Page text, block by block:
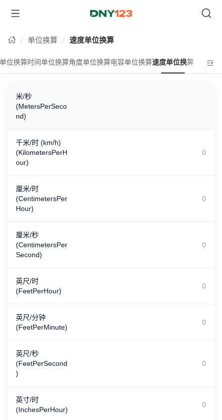
单位换算 速度单位换算
位换算时间单位换算角度单位换算电容单位换算速度单位换算
米/秒
(MetersPerSeco
nd)
千米/时 (km/h)
(KilometersPerH
our)
厘米/时
(CentimetersPer
Hour)
厘米/秒
(CentimetersPer
Second)
英尺/时
(FeetPerHour)
英尺/分钟
(FeetPerMinute)
英尺/秒
(FeetPerSecond
)
英寸/时
(InchesPerHour)